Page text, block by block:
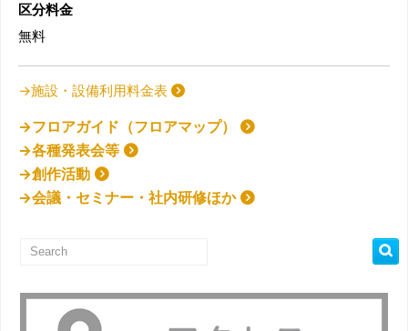
区分料金
無料
→施設・設備利用料金表
→フロアガイド（フロアマップ）
→各種発表会等
→創作活動
→会議・セミナー・社内研修ほか